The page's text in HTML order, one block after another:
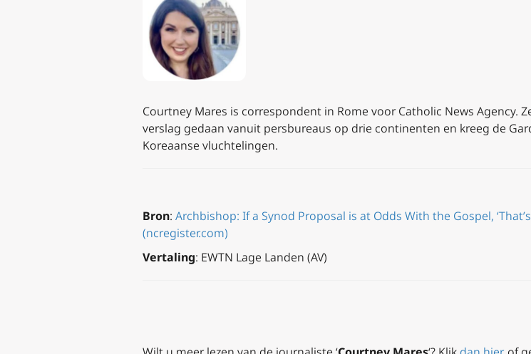
Courtney Mares is correspondent in Rome voor Catholic News Agency.
verslag gedaan vanuit persbureaus op drie continenten en kreeg de
Koreaanse vluchtelingen.
Bron: Archbishop: If a Synod Proposal is at Odds With the Gospel,
(ncregister.com)
Vertaling: EWTN Lage Landen (AV)